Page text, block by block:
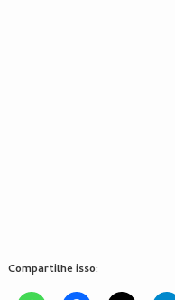
Compartilhe isso: